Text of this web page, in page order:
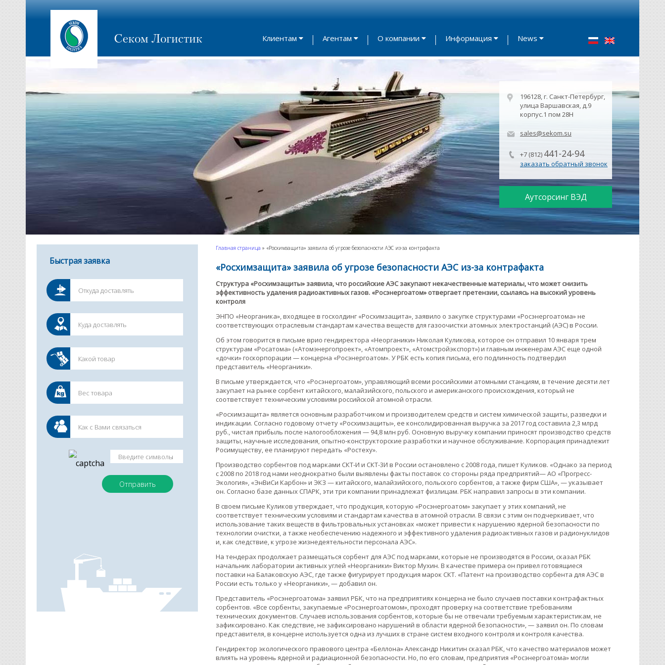
Секом Логистик Клиентам Агентам О компании Информация News
196128, г. Санкт-Петербург,
улица Варшавская, д.9
корпус.1 пом 28Н
sales@sekom.su
+7 (812) 441-24-94
заказать обратный звонок
Аутсорсинг ВЭД
Быстрая заявка
Главная страница » «Росхимзащита» заявила об угрозе безопасности АЭС из-за контрафакта
«Росхимзащита» заявила об угрозе безопасности АЭС из-за контрафакта
Структура «Росхимзащиты» заявила, что российские АЭС закупают некачественные материалы, что может снизить
эффективность удаления радиоактивных газов. «Росэнергоатом» отвергает претензии, ссылаясь на высокий уровень
контроля
ЭНПО «Неорганика», входящее в госхолдинг «Росхимзащита», заявило о закупке структурами «Росэнергоатома» не
соответствующих отраслевым стандартам качества веществ для газоочистки атомных электростанций (АЭС) в России.
Об этом говорится в письме врио гендиректора «Неорганики» Николая Куликова, которое он отправил 10 января трем
структурам «Росатома» («Атомэнергопроект», «Атомпроект», «Атомстройэкспорт») и главным инженерам АЭС еще одной
«дочки» госкорпорации — концерна «Росэнергоатом». У РБК есть копия письма, его подлинность подтвердил
представитель «Неорганики».
В письме утверждается, что «Росэнергоатом», управляющий всеми российскими атомными станциям, в течение десяти лет
закупает на рынке сорбент китайского, малайзийского, польского и американского происхождения, который не
соответствует техническим условиям российской атомной отрасли.
«Росхимзащита» является основным разработчиком и производителем средств и систем химической защиты, разведки и
индикации. Согласно годовому отчету «Росхимзащиты», ее консолидированная выручка за 2017 год составила 2,3 млрд
руб., чистая прибыль после налогообложения — 94,8 млн руб. Основную выручку компании приносят производство средств
защиты, научные исследования, опытно-конструкторские разработки и научное обслуживание. Корпорация принадлежит
Росимуществу​, ее планируют передать «Ростеху».
Производство сорбентов под марками СКТ-И и СКТ-3И в России остановлено с 2008 года, пишет Куликов. «Однако за период
с 2008 по 2018 год нами неоднократно были выявлены факты поставок со стороны ряда предприятий— АО «Прогресс-
Экология», «ЭнВиСи Карбон» и ЭКЗ — китайского, малайзийского, польского сорбентов, а также фирм США», — указывает
он. Согласно базе данных СПАРК, эти три компании принадлежат физлицам. РБК направил запросы в эти компании.
В своем письме Куликов утверждает, что продукция, которую «Росэнергоатом» закупает у этих компаний, не
соответствует техническим условиям и стандартам качества в атомной отрасли. В связи с этим он подчеркивает, что
использование таких веществ в фильтровальных установках «может привести к нарушению ядерной безопасности по
технологии очистки, а также необеспечению надежного и эффективного удаления радиоактивных газов и радионуклидов
и, как следствие, к угрозе жизнедеятельности персонала АЭС».
На тендерах продолжает размещаться сорбент для АЭС под марками, которые не производятся в России, сказал РБК
начальник лаборатории активных углей «Неорганики» Виктор Мухин. В качестве примера он привел готовящиеся
поставки на Балаковскую АЭС, где также фигурирует продукция марок СКТ. «Патент на производство сорбента для АЭС в
России есть только у «Неорганики», — добавил он.
Представитель «Росэнергоатома» заявил РБК, что на предприятиях концерна не было случаев поставки контрафактных
сорбентов. «Все сорбенты, закупаемые «Росэнергоатомом», проходят проверку на соответствие требованиям
технических документов. Случаев использования сорбентов, которые бы не отвечали требуемым характеристикам, не
зафиксировано. Как следствие, не зафиксировано нарушений в области ядерной безопасности», — заявил он. По словам
представителя, в концерне используется одна из лучших в стране систем входного контроля и контроля качества.
Гендиректор экологического правового центра «Беллона» Александр Никитин сказал РБК, что качество материалов может
влиять на уровень ядерной и радиационной безопасности. Но, по его словам, предприятия «Росэнергоатома» могли